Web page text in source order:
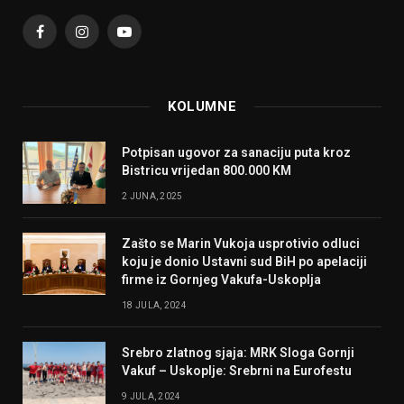
FacebookInstagramYouTube
KOLUMNE
Potpisan ugovor za sanaciju puta kroz
Bistricu vrijedan 800.000 KM
2 JUNA, 2025
Zašto se Marin Vukoja usprotivio odluci
koju je donio Ustavni sud BiH po apelaciji
firme iz Gornjeg Vakufa-Uskoplja
18 JULA, 2024
Srebro zlatnog sjaja: MRK Sloga Gornji
Vakuf – Uskoplje: Srebrni na Eurofestu
9 JULA, 2024